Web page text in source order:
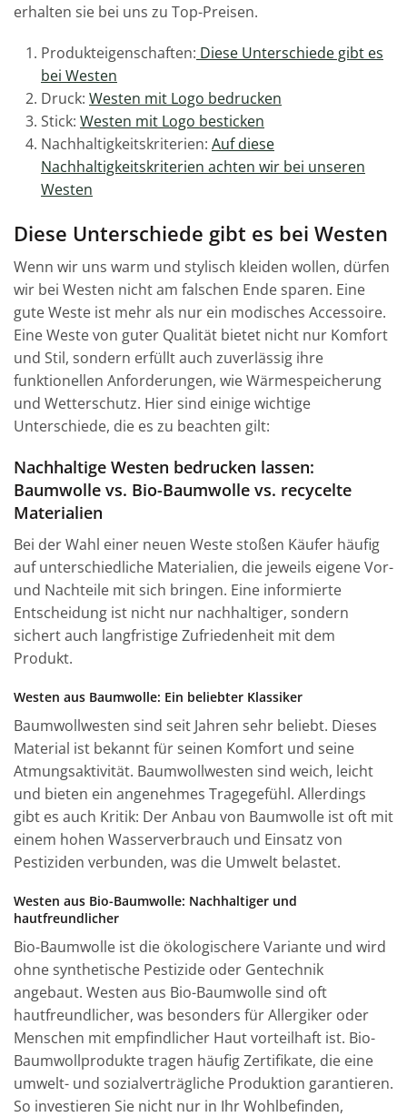
erhalten sie bei uns zu Top-Preisen.
Produkteigenschaften: Diese Unterschiede gibt es
bei Westen
Druck: Westen mit Logo bedrucken
Stick: Westen mit Logo besticken
Nachhaltigkeitskriterien: Auf diese
Nachhaltigkeitskriterien achten wir bei unseren
Westen
Diese Unterschiede gibt es bei Westen
Wenn wir uns warm und stylisch kleiden wollen, dürfen
wir bei Westen nicht am falschen Ende sparen. Eine
gute Weste ist mehr als nur ein modisches Accessoire.
Eine Weste von guter Qualität bietet nicht nur Komfort
und Stil, sondern erfüllt auch zuverlässig ihre
funktionellen Anforderungen, wie Wärmespeicherung
und Wetterschutz. Hier sind einige wichtige
Unterschiede, die es zu beachten gilt:
Nachhaltige Westen bedrucken lassen:
Baumwolle vs. Bio-Baumwolle vs. recycelte
Materialien
Bei der Wahl einer neuen Weste stoßen Käufer häufig
auf unterschiedliche Materialien, die jeweils eigene Vor-
und Nachteile mit sich bringen. Eine informierte
Entscheidung ist nicht nur nachhaltiger, sondern
sichert auch langfristige Zufriedenheit mit dem
Produkt.
Westen aus Baumwolle: Ein beliebter Klassiker
Baumwollwesten sind seit Jahren sehr beliebt. Dieses
Material ist bekannt für seinen Komfort und seine
Atmungsaktivität. Baumwollwesten sind weich, leicht
und bieten ein angenehmes Tragegefühl. Allerdings
gibt es auch Kritik: Der Anbau von Baumwolle ist oft mit
einem hohen Wasserverbrauch und Einsatz von
Pestiziden verbunden, was die Umwelt belastet.
Westen aus Bio-Baumwolle: Nachhaltiger und
hautfreundlicher
Bio-Baumwolle ist die ökologischere Variante und wird
ohne synthetische Pestizide oder Gentechnik
angebaut. Westen aus Bio-Baumwolle sind oft
hautfreundlicher, was besonders für Allergiker oder
Menschen mit empfindlicher Haut vorteilhaft ist. Bio-
Baumwollprodukte tragen häufig Zertifikate, die eine
umwelt- und sozialverträgliche Produktion garantieren.
So investieren Sie nicht nur in Ihr Wohlbefinden,